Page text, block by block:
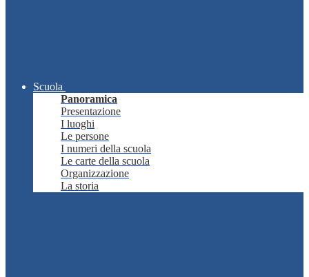
Scuola
Panoramica
Presentazione
I luoghi
Le persone
I numeri della scuola
Le carte della scuola
Organizzazione
La storia